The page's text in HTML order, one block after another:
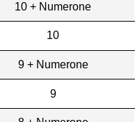
10 + Numerone
10
9 + Numerone
9